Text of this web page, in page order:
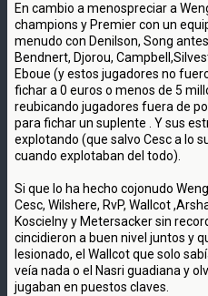
En cambio a menospreciar a
champions y Premier con un
menudo con Denilson, Song
Bendnert, Djorou,
Eboue (y estos jugadores no
fichar a 0 euros o menos de 5
reubicando jugadores fuera de
para fichar un suplente . Y sus
explotando (que salvo Cesc a lo
cuando explotaban del todo).
Si que lo ha hecho cojonudo
Cesc, Wilshere, RvP, Wallcot
Koscielny y Metersacker sin
cincidieron a buen nivel juntos y
lesionado, el Wallcot que solo
veía nada o el Nasri guadiana y
jugaban en puestos claves.